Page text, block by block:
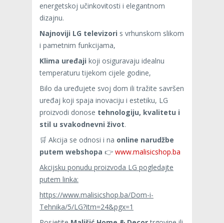
energetskoj učinkovitosti i elegantnom
dizajnu.
Najnoviji LG televizori s vrhunskom slikom
i pametnim funkcijama,
Klima uređaji koji osiguravaju idealnu
temperaturu tijekom cijele godine,
Bilo da uređujete svoj dom ili tražite savršen
uređaj koji spaja inovaciju i estetiku, LG
proizvodi donose tehnologiju, kvalitetu i
stil u svakodnevni život.
🛒 Akcija se odnosi i na online narudžbe
putem webshopa 👉 www.malisicshop.ba
Akcijsku ponudu proizvoda LG pogledajte
putem linka:
https://www.malisicshop.ba/Dom-i-
Tehnika/5/LG?itm=24&pgx=1